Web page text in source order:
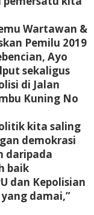
Wartawan &
Pemilu 2019
Ayo
sekaligus
di Jalan
Kuning No
kita saling
demokrasi
daripada
baik
dan Kepolisian
damai,”